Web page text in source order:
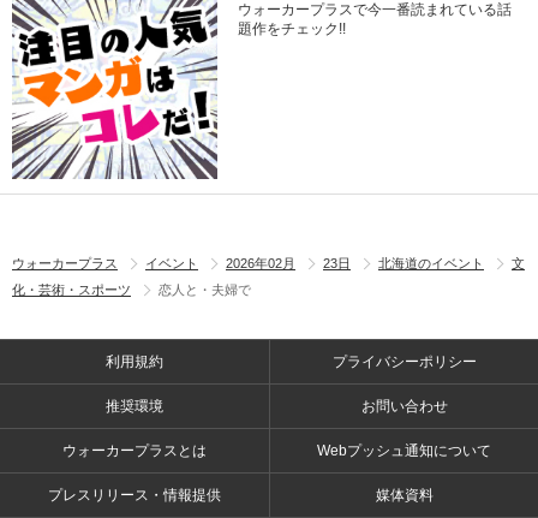
ウォーカープラスで今一番読まれている話
題作をチェック!!
ウォーカープラス イベント 2026年02月 23日 北海道のイベント
文
化・芸術・スポーツ
恋人と・夫婦で
利用規約 プライバシーポリシー
推奨環境 お問い合わせ
ウォーカープラスとは Webプッシュ通知について
プレスリリース・情報提供 媒体資料